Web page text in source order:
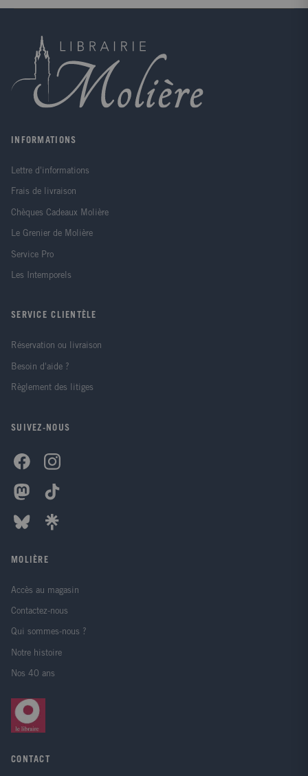
INFORMATIONS
Lettre d'informations
Frais de livraison
Chèques Cadeaux Molière
Le Grenier de Molière
Service Pro
Les Intemporels
SERVICE CLIENTÈLE
Réservation ou livraison
Besoin d'aide ?
Règlement des litiges
SUIVEZ-NOUS
MOLIÈRE
Accès au magasin
Contactez-nous
Qui sommes-nous ?
Notre histoire
Nos 40 ans
CONTACT